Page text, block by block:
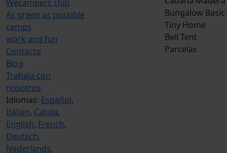
Wecampers club
As green as possible
camps
work and fun
Contacto
Blog
Trabaja con
nosotros
Idiomas: Español,
Italian, Catala,
English, French,
Deutsch,
Nederlands,
Bungalow Basic
Tiny Home
Bell Tent
Parcelas